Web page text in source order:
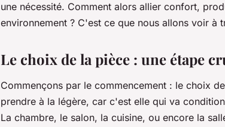
une nécessité. Comment alors allier confort,
environnement ? C'est ce que nous allons voir à
Le choix de la pièce : une étape
Commençons par le commencement : le choix
prendre à la légère, car c'est elle qui va
La chambre, le salon, la cuisine, ou encore la